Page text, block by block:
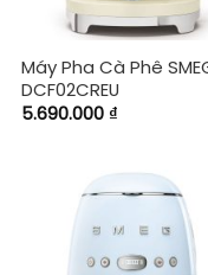
Máy Pha Cà Phê
DCF02CREU
5.690.000 ₫